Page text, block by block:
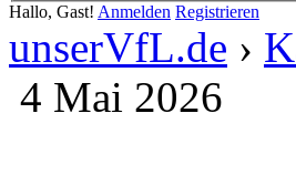
Hallo, Gast! Anmelden Registrieren
unserVfL.de ›
4 Mai 2026